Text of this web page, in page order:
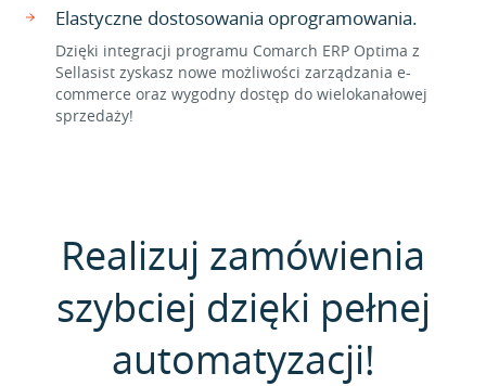
Elastyczne dostosowania oprogramowania.
Dzięki integracji programu Comarch ERP Optima z
Sellasist zyskasz nowe możliwości zarządzania e-
commerce oraz wygodny dostęp do wielokanałowej
sprzedaży!
Realizuj zamówienia
szybciej dzięki pełnej
automatyzacji!